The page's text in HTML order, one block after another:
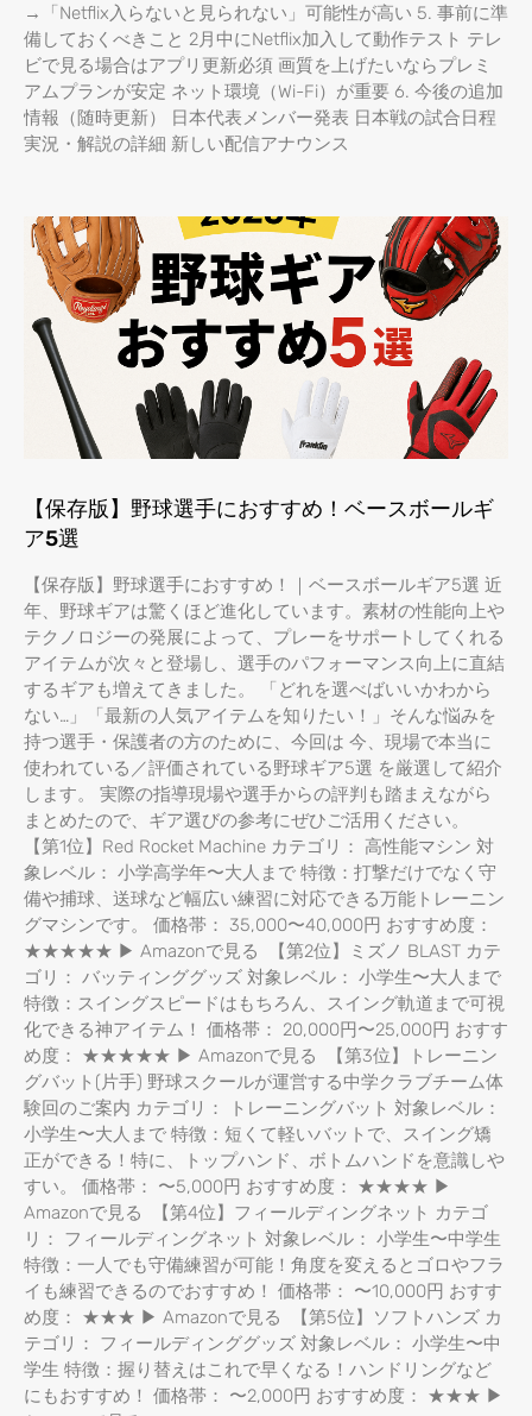
→「Netflix入らないと見られない」可能性が高い 5. 事前に準
備しておくべきこと 2月中にNetflix加入して動作テスト テレ
ビで見る場合はアプリ更新必須 画質を上げたいならプレミ
アムプランが安定 ネット環境（Wi-Fi）が重要 6. 今後の追加
情報（随時更新） 日本代表メンバー発表 日本戦の試合日程
実況・解説の詳細 新しい配信アナウンス
【保存版】野球選手におすすめ！ベースボールギ
ア5選
【保存版】野球選手におすすめ！｜ベースボールギア5選 近
年、野球ギアは驚くほど進化しています。素材の性能向上や
テクノロジーの発展によって、プレーをサポートしてくれる
アイテムが次々と登場し、選手のパフォーマンス向上に直結
するギアも増えてきました。 「どれを選べばいいかわから
ない…」「最新の人気アイテムを知りたい！」そんな悩みを
持つ選手・保護者の方のために、今回は 今、現場で本当に
使われている／評価されている野球ギア5選 を厳選して紹介
します。 実際の指導現場や選手からの評判も踏まえながら
まとめたので、ギア選びの参考にぜひご活用ください。
【第1位】Red Rocket Machine カテゴリ： 高性能マシン 対
象レベル： 小学高学年〜大人まで 特徴：打撃だけでなく守
備や捕球、送球など幅広い練習に対応できる万能トレーニン
グマシンです。 価格帯： 35,000〜40,000円 おすすめ度：
★★★★★ ▶ Amazonで見る 【第2位】ミズノ BLAST カテ
ゴリ： バッティンググッズ 対象レベル： 小学生〜大人まで
特徴：スイングスピードはもちろん、スイング軌道まで可視
化できる神アイテム！ 価格帯： 20,000円〜25,000円 おすす
め度： ★★★★★ ▶ Amazonで見る 【第3位】トレーニン
グバット(片手) 野球スクールが運営する中学クラブチーム体
験回のご案内 カテゴリ： トレーニングバット 対象レベル：
小学生〜大人まで 特徴：短くて軽いバットで、スイング矯
正ができる！特に、トップハンド、ボトムハンドを意識しや
すい。 価格帯： 〜5,000円 おすすめ度： ★★★★ ▶
Amazonで見る 【第4位】フィールディングネット カテゴ
リ： フィールディングネット 対象レベル： 小学生〜中学生
特徴：一人でも守備練習が可能！角度を変えるとゴロやフラ
イも練習できるのでおすすめ！ 価格帯： 〜10,000円 おすす
め度： ★★★ ▶ Amazonで見る 【第5位】ソフトハンズ カ
テゴリ： フィールディンググッズ 対象レベル： 小学生〜中
学生 特徴：握り替えはこれで早くなる！ハンドリングなど
にもおすすめ！ 価格帯： 〜2,000円 おすすめ度： ★★★ ▶